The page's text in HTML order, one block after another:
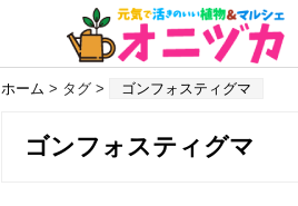
ホーム > タグ > ゴンフォスティグマ
ゴンフォスティグマ